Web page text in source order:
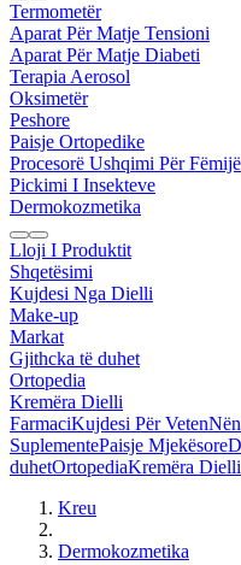
Termometër
Aparat Për Matje Tensioni
Aparat Për Matje Diabeti
Terapia Aerosol
Oksimetër
Peshore
Paisje Ortopedike
Procesorë Ushqimi Për Fëmijë
Pickimi I Insekteve
Dermokozmetika
Lloji I Produktit
Shqetësimi
Kujdesi Nga Dielli
Make-up
Markat
Gjithcka të duhet
Ortopedia
Kremëra Dielli
FarmaciKujdesi Për Veten
SuplementePaisje Mjekësore
duhetOrtopediaKremëra Dielli
Kreu
Dermokozmetika